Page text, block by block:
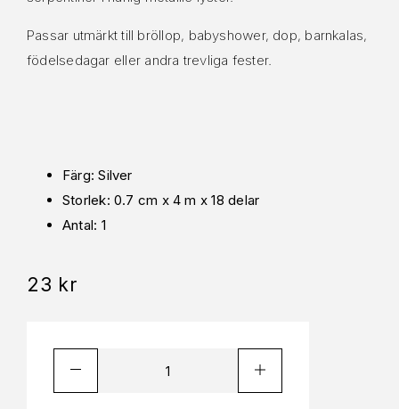
Passar utmärkt till bröllop, babyshower, dop, barnkalas,
födelsedagar eller andra trevliga fester.
Färg: Silver
Storlek: 0.7 cm x 4 m x 18 delar
Antal: 1
23 kr